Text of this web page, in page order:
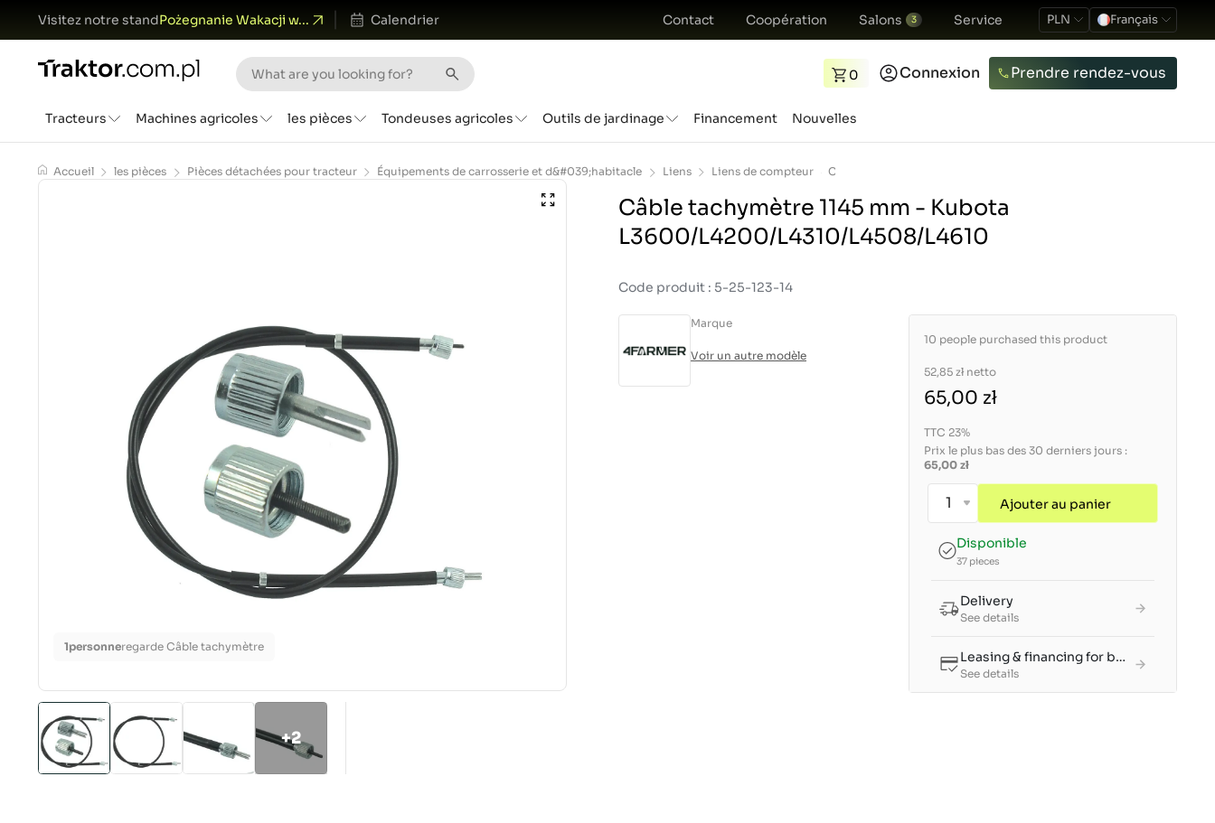
Visitez notre standPożegnanie Wakacji w... Calendrier Contact Coopération Salons 3 Service PLN Français
0 Connexion Prendre rendez-vous
Tracteurs Machines agricoles les pièces Tondeuses agricoles Outils de jardinage Financement Nouvelles
Accueil les pièces Pièces détachées pour tracteur Équipements de carrosserie et d&#039;habitacle Liens Liens de compteur
1personneregarde Câble tachymètre
+2
Câble tachymètre 1145 mm - Kubota
L3600/L4200/L4310/L4508/L4610
Code produit : 5-25-123-14
Marque
Voir un autre modèle
10 people purchased this product
52,85 zł netto
65,00 zł
TTC 23%
Prix le plus bas des 30 derniers jours :
65,00 zł
Ajouter au panier
Disponible
37 pieces
Delivery
See details
Leasing & financing for businesses
See details